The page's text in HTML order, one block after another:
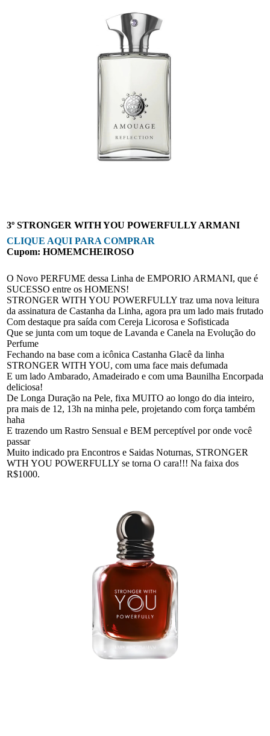
3º STRONGER WITH YOU POWERFULLY ARMANI
CLIQUE AQUI PARA COMPRAR
Cupom: HOMEMCHEIROSO
O Novo PERFUME dessa Linha de EMPORIO ARMANI, que é
SUCESSO entre os HOMENS!
STRONGER WITH YOU POWERFULLY traz uma nova leitura
da assinatura de Castanha da Linha, agora pra um lado mais frutado
Com destaque pra saída com Cereja Licorosa e Sofisticada
Que se junta com um toque de Lavanda e Canela na Evolução do
Perfume
Fechando na base com a icônica Castanha Glacê da linha
STRONGER WITH YOU, com uma face mais defumada
E um lado Ambarado, Amadeirado e com uma Baunilha Encorpada
deliciosa!
De Longa Duração na Pele, fixa MUITO ao longo do dia inteiro,
pra mais de 12, 13h na minha pele, projetando com força também
haha
E trazendo um Rastro Sensual e BEM perceptível por onde você
passar
Muito indicado pra Encontros e Saidas Noturnas, STRONGER
WTH YOU POWERFULLY se torna O cara!!! Na faixa dos
R$1000.